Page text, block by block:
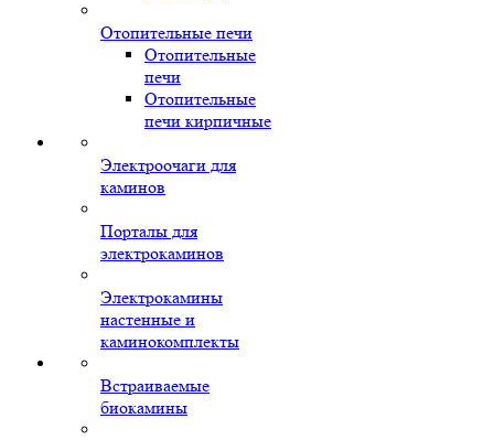
Отопительные печи
Отопительные
печи
Отопительные
печи кирпичные
Электроочаги для
каминов
Порталы для
электрокаминов
Электрокамины
настенные и
каминокомплекты
Встраиваемые
биокамины